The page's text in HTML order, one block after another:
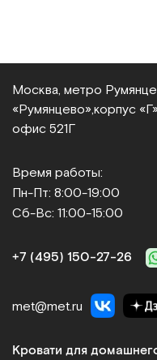
Москва, метро
«Румянцево», корпус
офис 521Г
Время работы:
Пн-Пт: 8:00-19:00
Сб-Вс: 11:00-15:00
+7 (495) 150‑27‑26
met@met.ru
Кровати для